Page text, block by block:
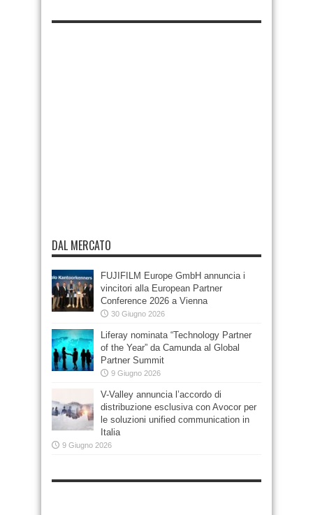
DAL MERCATO
FUJIFILM Europe GmbH annuncia i
vincitori alla European Partner
Conference 2026 a Vienna
30 Giugno 2026
Liferay nominata “Technology Partner
of the Year” da Camunda al Global
Partner Summit
9 Giugno 2026
V-Valley annuncia l’accordo di
distribuzione esclusiva con Avocor per
le soluzioni unified communication in
Italia
9 Giugno 2026